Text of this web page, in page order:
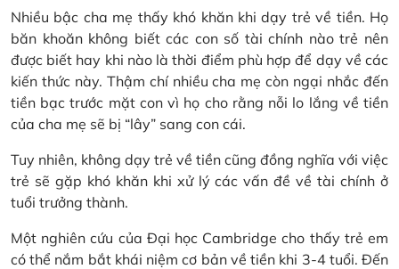
Nhiều bậc cha mẹ thấy khó khăn khi dạy trẻ về tiền. Họ
băn khoăn không biết các con số tài chính nào trẻ nên
được biết hay khi nào là thời điểm phù hợp để dạy về các
kiến thức này. Thậm chí nhiều cha mẹ còn ngại nhắc đến
tiền bạc trước mặt con vì họ cho rằng nỗi lo lắng về tiền
của cha mẹ sẽ bị “lây” sang con cái.
Tuy nhiên, không dạy trẻ về tiền cũng đồng nghĩa với việc
trẻ sẽ gặp khó khăn khi xử lý các vấn đề về tài chính ở
tuổi trưởng thành.
Một nghiên cứu của Đại học Cambridge cho thấy trẻ em
có thể nắm bắt khái niệm cơ bản về tiền khi 3-4 tuổi. Đến